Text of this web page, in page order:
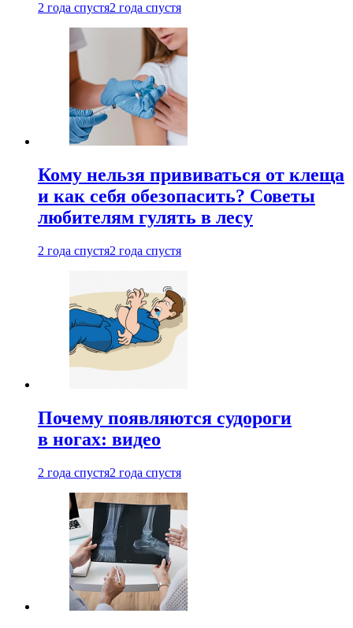
2 года спустя2 года спустя
Кому нельзя прививаться от клеща
и как себя обезопасить? Советы
любителям гулять в лесу
2 года спустя2 года спустя
Почему появляются судороги
в ногах: видео
2 года спустя2 года спустя